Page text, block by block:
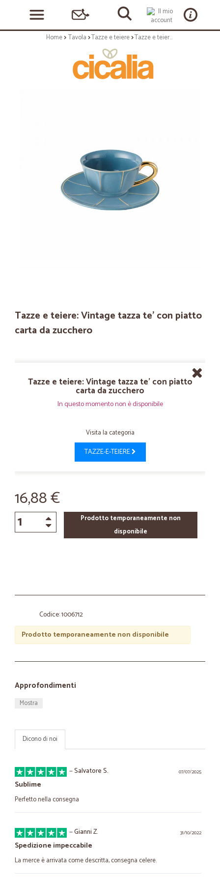
Home Tavola Tazze e teiere Tazze e teiere: Vintage tazza te' con piatto carta da zucchero
Tazze e teiere: Vintage tazza te' con piatto
carta da zucchero
Tazze e teiere: Vintage tazza te' con piatto
carta da zucchero
In questo momento non è disponibile
Visita la categoria
TAZZE-E-TEIERE
16,88 €
Prodotto temporaneamente non
disponibile
Codice: 1006712
Prodotto temporaneamente non disponibile
Approfondimenti
Mostra
Dicono di noi
07/07/2025
—Salvatore S.
Sublime
Perfetto nella consegna
31/10/2022
—Gianni Z.
Spedizione impeccabile
La merce è arrivata come descritta, consegna celere.